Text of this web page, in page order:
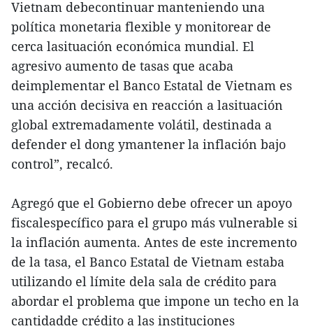
Vietnam debecontinuar manteniendo una
política monetaria flexible y monitorear de
cerca lasituación económica mundial. El
agresivo aumento de tasas que acaba
deimplementar el Banco Estatal de Vietnam es
una acción decisiva en reacción a lasituación
global extremadamente volátil, destinada a
defender el dong ymantener la inflación bajo
control”, recalcó.
Agregó que el Gobierno debe ofrecer un apoyo
fiscalespecífico para el grupo más vulnerable si
la inflación aumenta. Antes de este incremento
de la tasa, el Banco Estatal de Vietnam estaba
utilizando el límite dela sala de crédito para
abordar el problema que impone un techo en la
cantidadde crédito a las instituciones